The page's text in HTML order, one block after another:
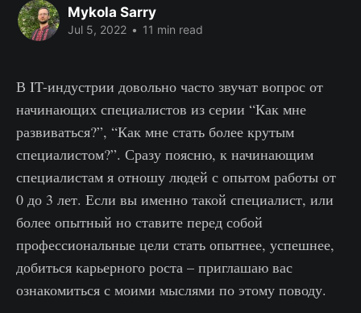
Mykola Sarry
Jul 5, 2022 • 11 min read
В IT-индустрии довольно часто звучат вопрос от
начинающих специалистов из серии “Как мне
развиваться?”, “Как мне стать более крутым
специалистом?”. Сразу поясню, к начинающим
специалистам я отношу людей с опытом работы от
0 до 3 лет. Если вы именно такой специалист, или
более опытный но ставите перед собой
профессиональные цели стать опытнее, успешнее,
добиться карьерного роста – приглашаю вас
ознакомиться с моими мыслями по этому поводу.